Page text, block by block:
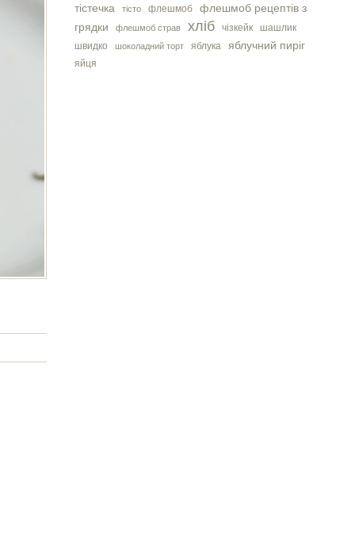
тістечка тісто флешмоб
флешмоб рецептів з
грядки
флешмоб страв хліб чізкейк
шашлик
швидко
шоколадний торт яблука яблучний пиріг
яйця